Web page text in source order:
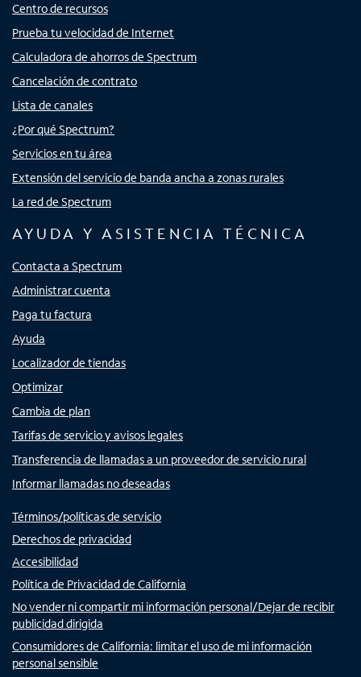
Centro de recursos
Prueba tu velocidad de Internet
Calculadora de ahorros de Spectrum
Cancelación de contrato
Lista de canales
¿Por qué Spectrum?
Servicios en tu área
Extensión del servicio de banda ancha a zonas rurales
La red de Spectrum
AYUDA Y ASISTENCIA TÉCNICA
Contacta a Spectrum
Administrar cuenta
Paga tu factura
Ayuda
Localizador de tiendas
Optimizar
Cambia de plan
Tarifas de servicio y avisos legales
Transferencia de llamadas a un proveedor de servicio rural
Informar llamadas no deseadas
Términos/políticas de servicio
Derechos de privacidad
Accesibilidad
Política de Privacidad de California
No vender ni compartir mi información personal/Dejar de recibir
publicidad dirigida
Consumidores de California: limitar el uso de mi información
personal sensible